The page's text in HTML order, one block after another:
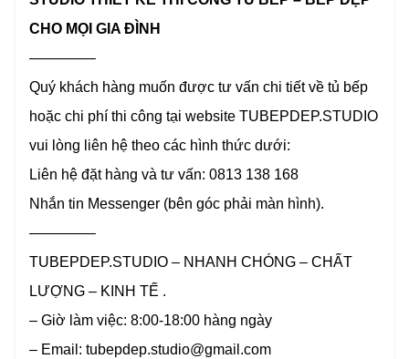
CHO MỌI GIA ĐÌNH
————–
Quý khách hàng muốn được tư vấn chi tiết về tủ bếp
hoặc chi phí thi công tại website TUBEPDEP.STUDIO
vui lòng liên hệ theo các hình thức dưới:
Liên hệ đặt hàng và tư vấn: 0813 138 168
Nhắn tin Messenger (bên góc phải màn hình).
————–
TUBEPDEP.STUDIO – NHANH CHÓNG – CHẤT
LƯỢNG – KINH TẾ .
– Giờ làm việc: 8:00-18:00 hàng ngày
– Email: tubepdep.studio@gmail.com